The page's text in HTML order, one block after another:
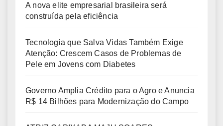
A nova elite empresarial brasileira será
construída pela eficiência
Tecnologia que Salva Vidas Também Exige
Atenção: Crescem Casos de Problemas de
Pele em Jovens com Diabetes
Governo Amplia Crédito para o Agro e Anuncia
R$ 14 Bilhões para Modernização do Campo